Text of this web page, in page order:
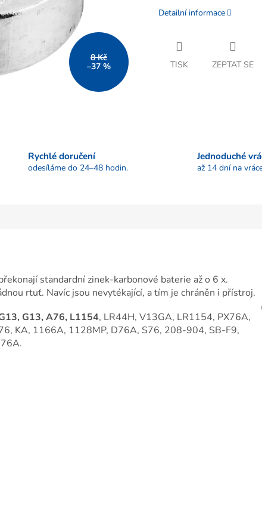
8 Kč
–37 %
Detailní informace
TISK ZEPTAT SE
Rychlé doručení
odesíláme do 24–48 hodin.
Jednoduché
až 14 dní na
standardní zinek-karbonové baterie až o 6 x.
rtuť. Navíc jsou nevytékající, a tím je chráněn i přístroj.
G13, A76, L1154, LR44H, V13GA, LR1154, PX76A,
KA, 1166A, 1128MP, D76A, S76, 208-904, SB-F9,